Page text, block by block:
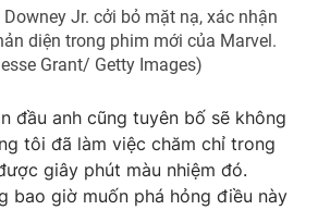
024.66 897 897
7300.7108
Jr. cởi bỏ mặt nạ, xác nhận
diện trong phim mới của Marvel.
Grant/ Getty Images)
đầu anh cũng tuyên bố sẽ không
tôi đã làm việc chăm chỉ trong
giây phút màu nhiệm đó.
bao giờ muốn phá hỏng điều này